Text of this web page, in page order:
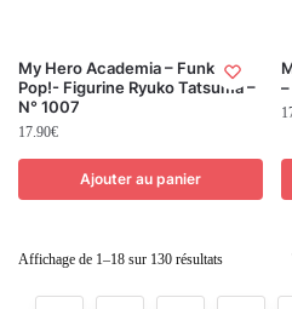
My Hero Academia – Funko
Pop!- Figurine Ryuko Tatsuma –
N° 1007
17.90€
Ajouter au panier
Affichage de 1–18 sur 130 résultats